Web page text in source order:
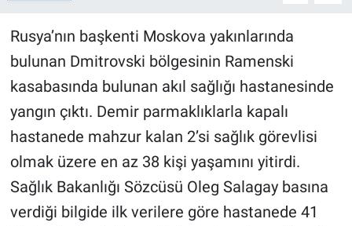
Rusya’nın başkenti Moskova yakınlarında
bulunan Dmitrovski bölgesinin Ramenski
kasabasında bulunan akıl sağlığı hastanesinde
yangın çıktı. Demir parmaklıklarla kapalı
hastanede mahzur kalan 2’si sağlık görevlisi
olmak üzere en az 38 kişi yaşamını yitirdi.
Sağlık Bakanlığı Sözcüsü Oleg Salagay basına
verdiği bilgide ilk verilere göre hastanede 41